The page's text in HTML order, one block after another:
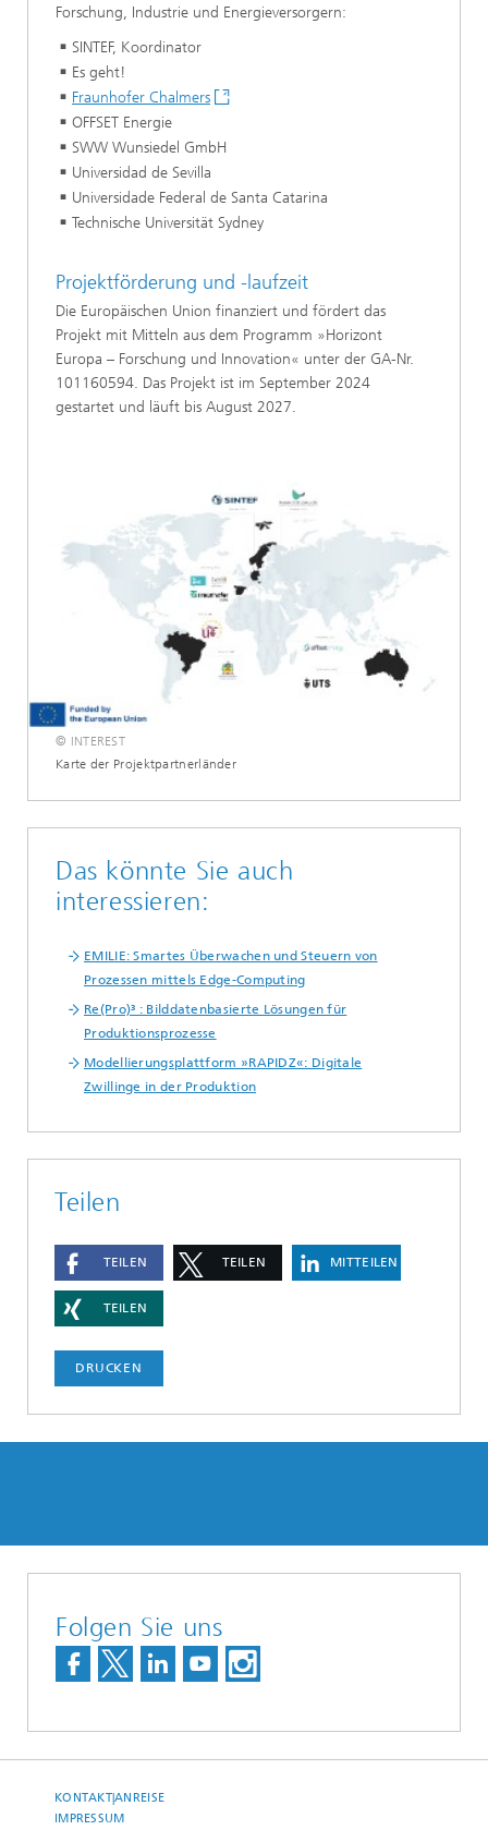
Forschung, Industrie und Energieversorgern:
SINTEF, Koordinator
Es geht!
Fraunhofer Chalmers
OFFSET Energie
SWW Wunsiedel GmbH
Universidad de Sevilla
Universidade Federal de Santa Catarina
Technische Universität Sydney
Projektförderung und -laufzeit
Die Europäischen Union finanziert und fördert das
Projekt mit Mitteln aus dem Programm »Horizont
Europa – Forschung und Innovation« unter der GA-Nr.
101160594. Das Projekt ist im September 2024
gestartet und läuft bis August 2027.
© INTEREST
Karte der Projektpartnerländer
Das könnte Sie auch
interessieren:
EMILIE: Smartes Überwachen und Steuern von
Prozessen mittels Edge-Computing
Re(Pro)³ : Bilddatenbasierte Lösungen für
Produktionsprozesse
Modellierungsplattform »RAPIDZ«: Digitale
Zwillinge in der Produktion
Teilen
TEILEN TEILEN MITTEILEN
TEILEN
DRUCKEN
Folgen Sie uns
KONTAKT|ANREISE
IMPRESSUM